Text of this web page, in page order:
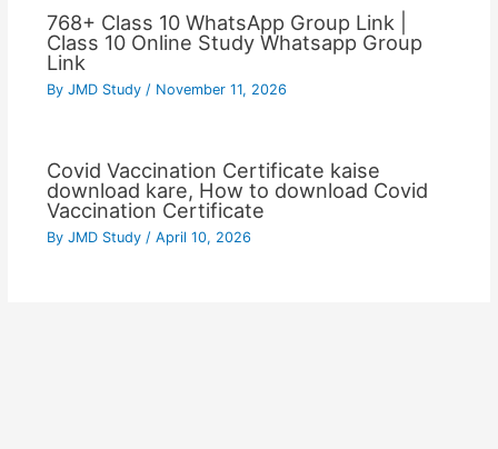
768+ Class 10 WhatsApp Group Link |
Class 10 Online Study Whatsapp Group
Link
By JMD Study / November 11, 2026
Covid Vaccination Certificate kaise
download kare, How to download Covid
Vaccination Certificate
By JMD Study / April 10, 2026